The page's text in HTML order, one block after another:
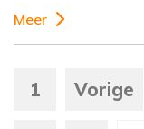
Meer
1 Vorige